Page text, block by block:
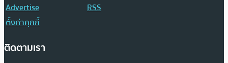
Advertise
RSS
ตั้งค่าคุกกี้
ติดตามเรา